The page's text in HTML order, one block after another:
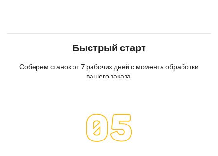
Быстрый старт
Соберем станок от 7 рабочих дней с момента обработки
вашего заказа.